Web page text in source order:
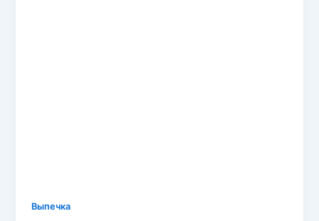
Выпечка